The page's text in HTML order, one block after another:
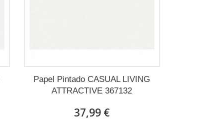
Papel Pintado CASUAL LIVING
ATTRACTIVE 367132
37,99 €